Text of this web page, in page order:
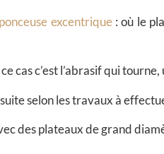
excentrique: où le
ce cas c’est l’abrasif qui
selon les travaux à
des plateaux de grand